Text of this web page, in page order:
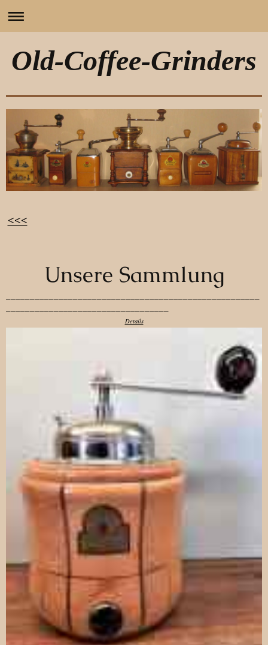
Old-Coffee-Grinders
<<<
Unsere Sammlung
Details